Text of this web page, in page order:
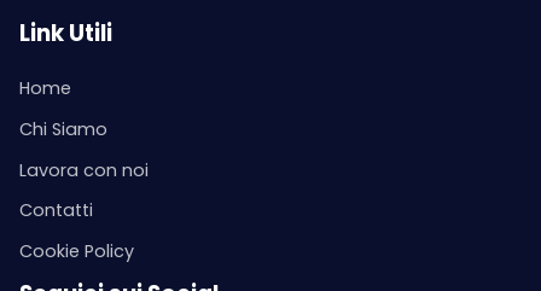
Link Utili
Home
Chi Siamo
Lavora con noi
Contatti
Cookie Policy